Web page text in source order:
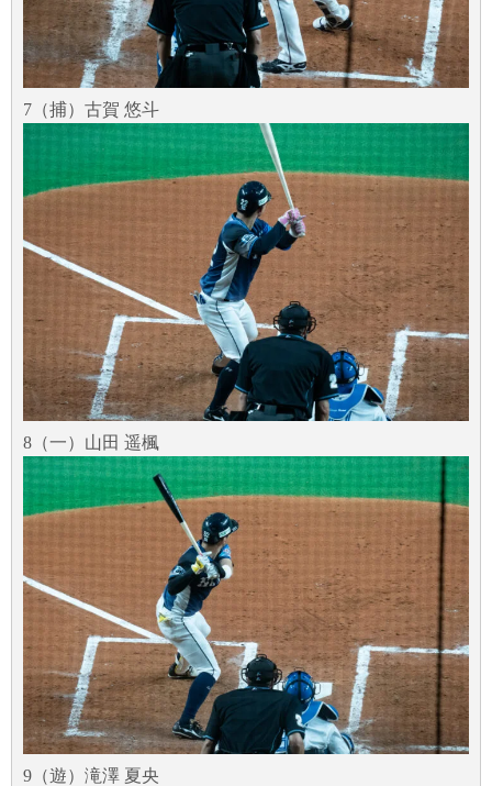
7（捕）古賀 悠斗
8（一）山田 遥楓
9（遊）滝澤 夏央